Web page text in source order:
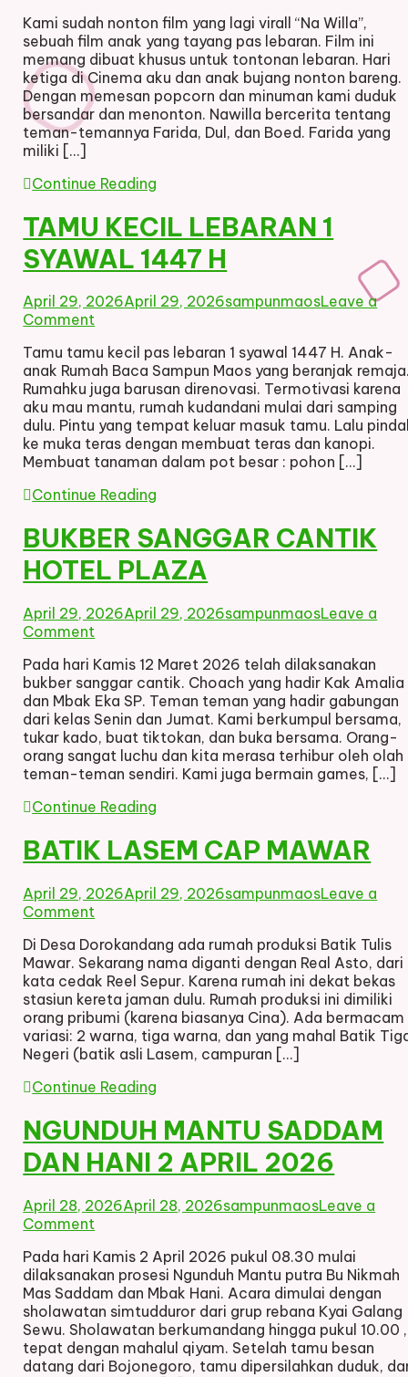
NA
WILLA
Kami sudah nonton film yang lagi virall “Na Willa”,
sebuah film anak yang tayang pas lebaran. Film ini
memang dibuat khusus untuk tontonan lebaran. Hari
ketiga di Cinema aku dan anak bujang nonton bareng.
Dengan memesan popcorn dan minuman kami duduk
bersandar dan menonton. Nawilla bercerita tentang
teman-temannya Farida, Dul, dan Boed. Farida yang
miliki […]
Continue Reading
TAMU KECIL LEBARAN 1
SYAWAL 1447 H
April 29, 2026April 29, 2026sampunmaosLeave a
Commenton
KECIL
LEBARAN
1
SYAWAL
1447
H
Tamu tamu kecil pas lebaran 1 syawal 1447 H. Anak-
anak Rumah Baca Sampun Maos yang beranjak
Rumahku juga barusan direnovasi. Termotivasi karena
aku mau mantu, rumah kudandani mulai dari samping
dulu. Pintu yang tempat keluar masuk tamu. Lalu
ke muka teras dengan membuat teras dan kanopi.
Membuat tanaman dalam pot besar : pohon […]
Continue Reading
BUKBER SANGGAR CANTIK
HOTEL PLAZA
April 29, 2026April 29, 2026sampunmaosLeave a
Commenton
SANGGAR
CANTIK
HOTEL
PLAZA
Pada hari Kamis 12 Maret 2026 telah dilaksanakan
bukber sanggar cantik. Choach yang hadir Kak Amalia
dan Mbak Eka SP. Teman teman yang hadir gabungan
dari kelas Senin dan Jumat. Kami berkumpul bersama,
tukar kado, buat tiktokan, dan buka bersama. Orang-
orang sangat luchu dan kita merasa terhibur oleh olah
teman-teman sendiri. Kami juga bermain games, […]
Continue Reading
BATIK LASEM CAP MAWAR
April 29, 2026April 29, 2026sampunmaosLeave a
Commenton
LASEM
CAP
MAWAR
Di Desa Dorokandang ada rumah produksi Batik Tulis
Mawar. Sekarang nama diganti dengan Real Asto, dari
kata cedak Reel Sepur. Karena rumah ini dekat bekas
stasiun kereta jaman dulu. Rumah produksi ini dimiliki
orang pribumi (karena biasanya Cina). Ada bermacam
variasi: 2 warna, tiga warna, dan yang mahal Batik
Negeri (batik asli Lasem, campuran […]
Continue Reading
NGUNDUH MANTU SADDAM
DAN HANI 2 APRIL 2026
April 28, 2026April 28, 2026sampunmaosLeave a
Comment
MANTU
SADDAM
DAN
HANI
2
APRIL
2026
Pada hari Kamis 2 April 2026 pukul 08.30 mulai
dilaksanakan prosesi Ngunduh Mantu putra Bu Nikmah
Mas Saddam dan Mbak Hani. Acara dimulai dengan
sholawatan simtudduror dari grup rebana Kyai Galang
Sewu. Sholawatan berkumandang hingga pukul 10.00 ,
tepat dengan mahalul qiyam. Setelah tamu besan
datang dari Bojonegoro, tamu dipersilahkan duduk,